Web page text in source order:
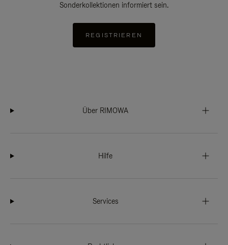
Sonderkollektionen informiert sein.
REGISTRIEREN
Über RIMOWA
Hilfe
Services